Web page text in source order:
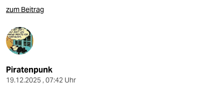
zum Beitrag
Piratenpunk
19.12.2025 , 07:42 Uhr